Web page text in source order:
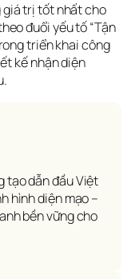
giá trị tốt nhất cho
đuổi yếu tố “Tận
triển khai công
kế nhận diện
tạo dẫn đầu Việt
hình diện mạo –
bền vững cho